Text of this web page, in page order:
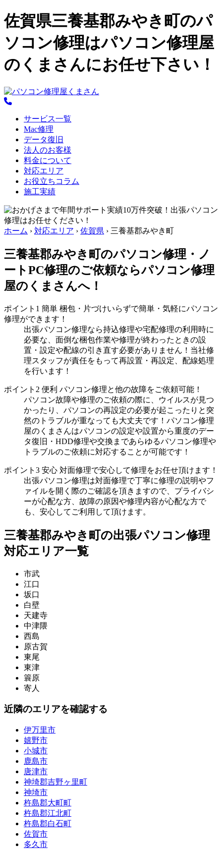
佐賀県三養基郡みやき町のパ
ソコン修理はパソコン修理屋
のくまさんにお任せ下さい！
サービス一覧
Mac修理
データ復旧
法人のお客様
料金について
対応エリア
お役立ちコラム
施工実績
ホーム › 対応エリア › 佐賀県 › 三養基郡みやき町
三養基郡みやき町のパソコン修理・ノ
ートPC修理のご依頼ならパソコン修理
屋のくまさんへ！
ポイント1 簡単 梱包・片づけいらずで簡単・気軽にパソコン
修理ができます！
出張パソコン修理なら持込修理や宅配修理の利用時に
必要な、面倒な梱包作業や修理が終わったときの設
置・設定や配線の引き直す必要がありません！当社修
理スタッフが責任をもって再設置・再設定、配線処理
を行います！
ポイント2 便利 パソコン修理と他の故障をご依頼可能！
パソコン故障や修理のご依頼の際に、ウイルスが見つ
かったり、パソコンの再設定の必要が起こったりと突
然のトラブルが重なっても大丈夫です！パソコン修理
屋のくまさんはパソコンの設定や設置から重度のデー
タ復旧・HDD修理や交換まであらゆるパソコン修理や
トラブルのご依頼に対応することが可能です！
ポイント3 安心 対面修理で安心して修理をお任せ頂けます！
出張パソコン修理は対面修理で丁寧に修理の説明やフ
ァイルを開く際のご確認を頂きますので、プライバシ
ーが心配な方、故障の原因や修理内容が心配な方で
も、安心してご利用して頂けます。
三養基郡みやき町の出張パソコン修理
対応エリア一覧
市武
江口
坂口
白壁
天建寺
中津隈
西島
原古賀
東尾
東津
簑原
寄人
近隣のエリアを確認する
伊万里市
嬉野市
小城市
鹿島市
唐津市
神埼郡吉野ヶ里町
神埼市
杵島郡大町町
杵島郡江北町
杵島郡白石町
佐賀市
多久市